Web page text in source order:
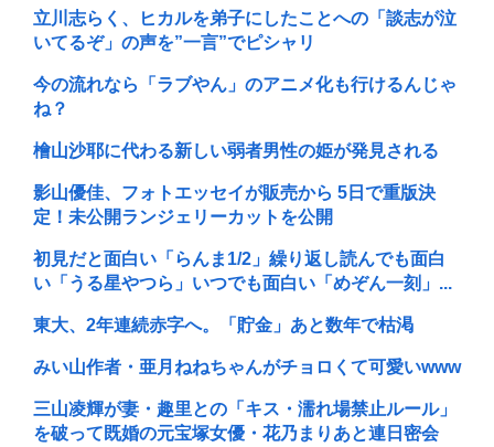
立川志らく、ヒカルを弟子にしたことへの「談志が泣
いてるぞ」の声を”一言”でピシャリ
今の流れなら「ラブやん」のアニメ化も行けるんじゃ
ね？
檜山沙耶に代わる新しい弱者男性の姫が発見される
影山優佳、フォトエッセイが販売から 5日で重版決
定！未公開ランジェリーカットを公開
初見だと面白い「らんま1/2」繰り返し読んでも面白
い「うる星やつら」いつでも面白い「めぞん一刻」...
東大、2年連続赤字へ。「貯金」あと数年で枯渇
みい山作者・亜月ねねちゃんがチョロくて可愛いwww
三山凌輝が妻・趣里との「キス・濡れ場禁止ルール」
を破って既婚の元宝塚女優・花乃まりあと連日密会